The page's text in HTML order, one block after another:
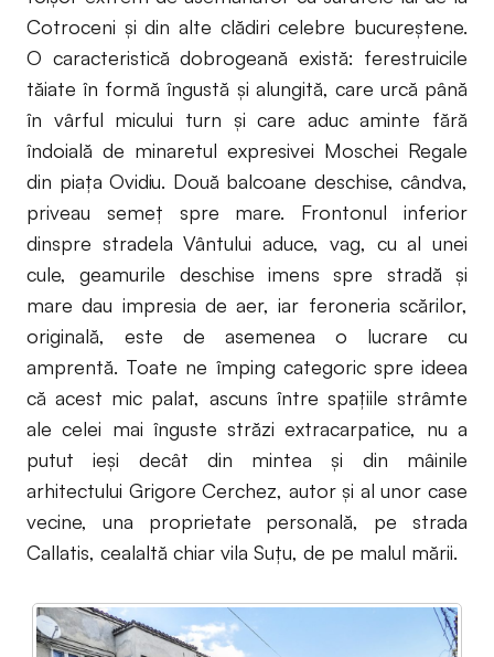
Cotroceni şi din alte clădiri celebre bucureştene.
O caracteristică dobrogeană există: ferestruicile
tăiate în formă îngustă şi alungită, care urcă până
în vârful micului turn şi care aduc aminte fără
îndoială de minaretul expresivei Moschei Regale
din piaţa Ovidiu. Două balcoane deschise, cândva,
priveau semeţ spre mare. Frontonul inferior
dinspre stradela Vântului aduce, vag, cu al unei
cule, geamurile deschise imens spre stradă şi
mare dau impresia de aer, iar feroneria scărilor,
originală, este de asemenea o lucrare cu
amprentă. Toate ne împing categoric spre ideea
că acest mic palat, ascuns între spaţiile strâmte
ale celei mai înguste străzi extracarpatice, nu a
putut ieşi decât din mintea şi din mâinile
arhitectului Grigore Cerchez, autor şi al unor case
vecine, una proprietate personală, pe strada
Callatis, cealaltă chiar vila Suţu, de pe malul mării.